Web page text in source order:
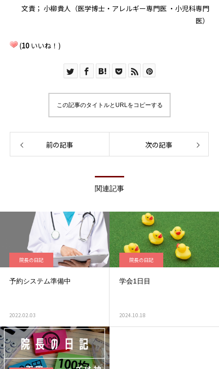
文責； 小柳貴人（医学博士・アレルギー専門医 ・小児科専門
医）
(10 いいね！)
この記事のタイトルとURLをコピーする
前の記事 次の記事
関連記事
院長の日記
予約システム準備中
2022.02.03
院長の日記
学会1日目
2024.10.18